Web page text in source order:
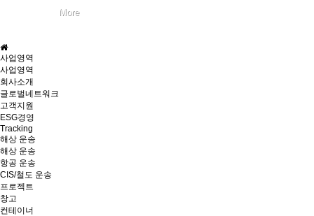
사업영역
사업영역
회사소개
글로벌네트워크
고객지원
ESG경영
Tracking
해상 운송
해상 운송
항공 운송
CIS/철도 운송
프로젝트
창고
컨테이너